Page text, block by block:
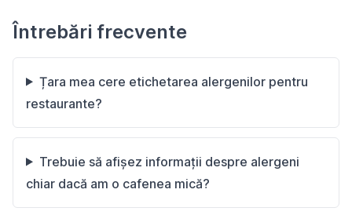
Întrebări frecvente
Țara mea cere etichetarea alergenilor pentru
restaurante?
Trebuie să afișez informații despre alergeni
chiar dacă am o cafenea mică?